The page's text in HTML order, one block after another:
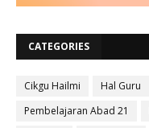
CATEGORIES
Cikgu Hailmi Hal Guru
Pembelajaran Abad 21